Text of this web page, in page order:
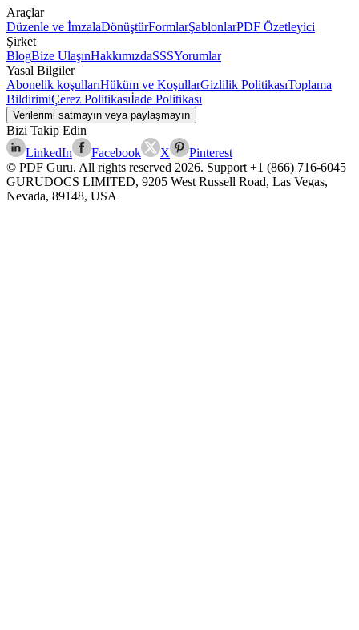
Araçlar
Düzenle ve İmzalaDönüştürFormlarŞablonlarPDF Özetleyici
Şirket
BlogBize UlaşınHakkımızdaSSSYorumlar
Yasal Bilgiler
Abonelik koşullarıHüküm ve KoşullarGizlilik PolitikasıToplama
BildirimiÇerez Politikasıİade Politikası
Verilerimi satmayın veya paylaşmayın
Bizi Takip Edin
LinkedIn
Facebook X
Pinterest
© PDF Guru. All rights reserved 2026. Support +1 (866) 716-6045
GURUDOCS LIMITED, 9205 West Russell Road, Las Vegas,
Nevada, 89148, USA